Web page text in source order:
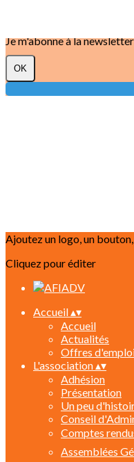
Je m'abonne à la
OK
Ajoutez un logo, un
Cliquez pour éditer
Accueil▴▾
Accueil
Actualités
Offres
L'association▴▾
Adhésion
Présentation
Un peu
Conseil
Comptes
Assemblées